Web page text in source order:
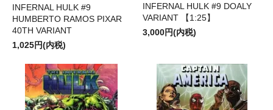
INFERNAL HULK #9
HUMBERTO RAMOS PIXAR
40TH VARIANT
1,025円(内税)
INFERNAL HULK #9 DOALY
VARIANT 【1:25】
3,000円(内税)